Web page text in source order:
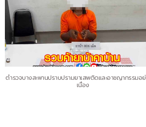
ตำรวจบางสะพานปราบปรามยาเสพติดและอาชญากรรมอ
เนื่อง